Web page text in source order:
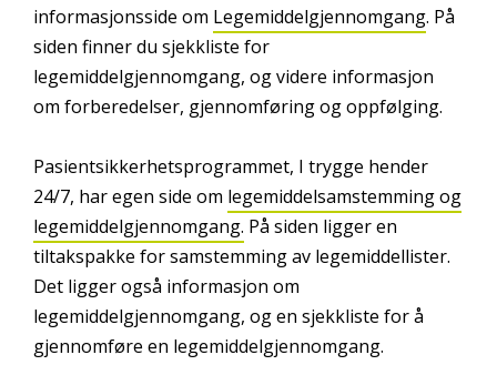
informasjonsside om Legemiddelgjennomgang. På
siden finner du sjekkliste for
legemiddelgjennomgang, og videre informasjon
om forberedelser, gjennomføring og oppfølging.
Pasientsikkerhetsprogrammet, I trygge hender
24/7, har egen side om legemiddelsamstemming og
legemiddelgjennomgang. På siden ligger en
tiltakspakke for samstemming av legemiddellister.
Det ligger også informasjon om
legemiddelgjennomgang, og en sjekkliste for å
gjennomføre en legemiddelgjennomgang.